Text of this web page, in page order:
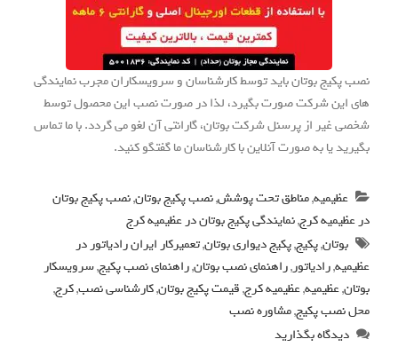
نصب پکیج بوتان باید توسط کارشناسان و سرویسکاران مجرب نمایندگی
های این شرکت صورت بگیرد، لذا در صورت نصب این محصول توسط
شخصی غیر از پرسنل شرکت بوتان، گارانتی آن لغو می گردد. با ما تماس
بگیرید یا به صورت آنلاین با کارشناسان ما گفتگو کنید.
عظیمیه,مناطق تحت پوشش,نصب پکیج بوتان,نصب پکیج بوتان
در عظیمیه کرج,نمایندگی پکیج بوتان در عظیمیه کرج
بوتان,پکیج,پکیج دیواری بوتان,تعمیرکار ایران رادیاتور در
عظیمیه,رادیاتور,راهنمای نصب بوتان,راهنمای نصب پکیج,سرویسکار
بوتان,عظیمیه,عظیمیه کرج,قیمت پکیج بوتان,کارشناسی نصب,کرج,
محل نصب پکیج,مشاوره نصب
دیدگاه بگذارید